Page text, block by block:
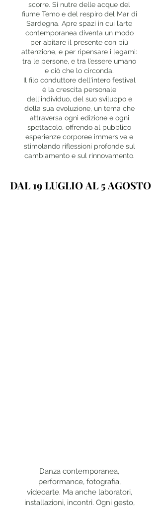
scorre. Si nutre delle acque del
fiume Temo e del respiro del Mar di
Sardegna. Apre spazi in cui l’arte
contemporanea diventa un modo
per abitare il presente con più
attenzione, e per ripensare i legami:
tra le persone, e tra l’essere umano
e ciò che lo circonda.
Il filo conduttore dell'intero festival
è la crescita personale
dell'individuo, del suo sviluppo e
della sua evoluzione, un tema che
attraversa ogni edizione e ogni
spettacolo, offrendo al pubblico
esperienze corporee immersive e
stimolando riflessioni profonde sul
cambiamento e sul rinnovamento.
DAL 19 LUGLIO AL 5 AGOSTO
DAL 19 LUGLIO AL 5 AGOSTO
Danza contemporanea,
performance, fotografia,
videoarte. Ma anche laboratori,
installazioni, incontri. Ogni gesto,